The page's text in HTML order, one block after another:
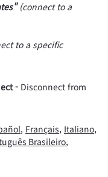
(connect to a
to a specific
- Disconnect from
, Français, Italiano,
Brasileiro,